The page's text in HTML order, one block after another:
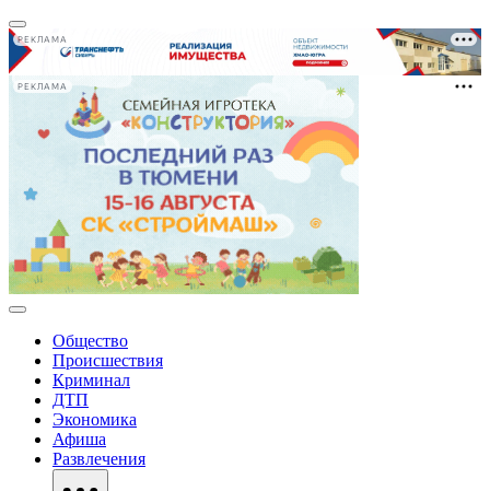
РЕКЛАМА
РЕКЛАМА
Общество
Происшествия
Криминал
ДТП
Экономика
Афиша
Развлечения